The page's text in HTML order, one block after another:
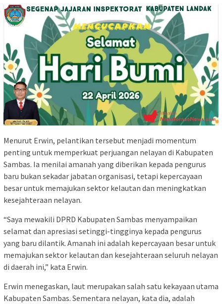
Menurut Erwin, pelantikan tersebut menjadi momentum
penting untuk memperkuat perjuangan nelayan di Kabupaten
Sambas. Ia menilai amanah yang diberikan kepada pengurus
baru bukan sekadar jabatan organisasi, tetapi kepercayaan
besar untuk memajukan sektor kelautan dan meningkatkan
kesejahteraan nelayan.
“Saya mewakili DPRD Kabupaten Sambas menyampaikan
selamat dan apresiasi setinggi-tingginya kepada pengurus
yang baru dilantik. Amanah ini adalah kepercayaan besar untuk
memajukan sektor kelautan dan kesejahteraan seluruh nelayan
di daerah ini,” kata Erwin.
Erwin menegaskan, laut merupakan salah satu kekayaan utama
Kabupaten Sambas. Sementara nelayan, kata dia, adalah